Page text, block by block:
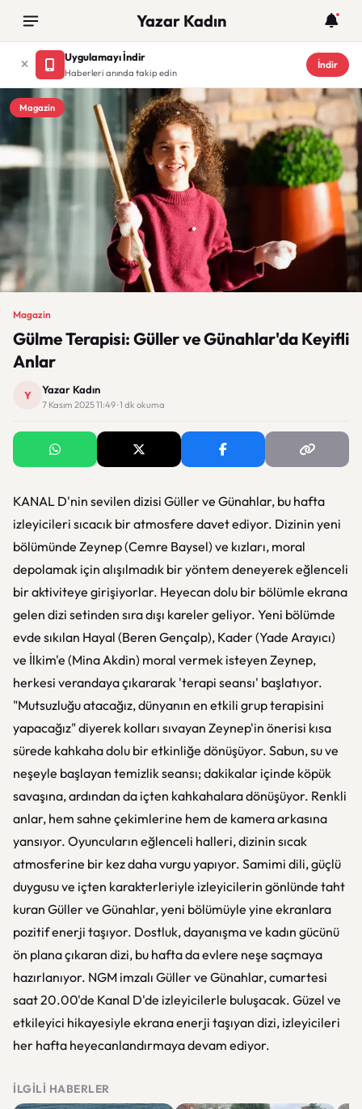
Yazar Kadın
Uygulamayı İndir
Haberleri anında takip edin
İndir
Magazin
Magazin
Gülme Terapisi: Güller ve Günahlar'da Keyifli
Anlar
Y Yazar Kadın
7 Kasım 2025 11:49 · 1 dk okuma
KANAL D'nin sevilen dizisi Güller ve Günahlar, bu hafta
izleyicileri sıcacık bir atmosfere davet ediyor. Dizinin yeni
bölümünde Zeynep (Cemre Baysel) ve kızları, moral
depolamak için alışılmadık bir yöntem deneyerek eğlenceli
bir aktiviteye girişiyorlar. Heyecan dolu bir bölümle ekrana
gelen dizi setinden sıra dışı kareler geliyor. Yeni bölümde
evde sıkılan Hayal (Beren Gençalp), Kader (Yade Arayıcı)
ve İlkim'e (Mina Akdin) moral vermek isteyen Zeynep,
herkesi verandaya çıkararak 'terapi seansı' başlatıyor.
"Mutsuzluğu atacağız, dünyanın en etkili grup terapisini
yapacağız" diyerek kolları sıvayan Zeynep'in önerisi kısa
sürede kahkaha dolu bir etkinliğe dönüşüyor. Sabun, su ve
neşeyle başlayan temizlik seansı; dakikalar içinde köpük
savaşına, ardından da içten kahkahalara dönüşüyor. Renkli
anlar, hem sahne çekimlerine hem de kamera arkasına
yansıyor. Oyuncuların eğlenceli halleri, dizinin sıcak
atmosferine bir kez daha vurgu yapıyor. Samimi dili, güçlü
duygusu ve içten karakterleriyle izleyicilerin gönlünde taht
kuran Güller ve Günahlar, yeni bölümüyle yine ekranlara
pozitif enerji taşıyor. Dostluk, dayanışma ve kadın gücünü
ön plana çıkaran dizi, bu hafta da evlere neşe saçmaya
hazırlanıyor. NGM imzalı Güller ve Günahlar, cumartesi
saat 20.00'de Kanal D'de izleyicilerle buluşacak. Güzel ve
etkileyici hikayesiyle ekrana enerji taşıyan dizi, izleyicileri
her hafta heyecanlandırmaya devam ediyor.
İLGILI HABERLER